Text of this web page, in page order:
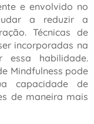
e envolvido no
a reduzir a
Técnicas de
incorporadas na
habilidade.
Mindfulness pode
capacidade de
de maneira mais